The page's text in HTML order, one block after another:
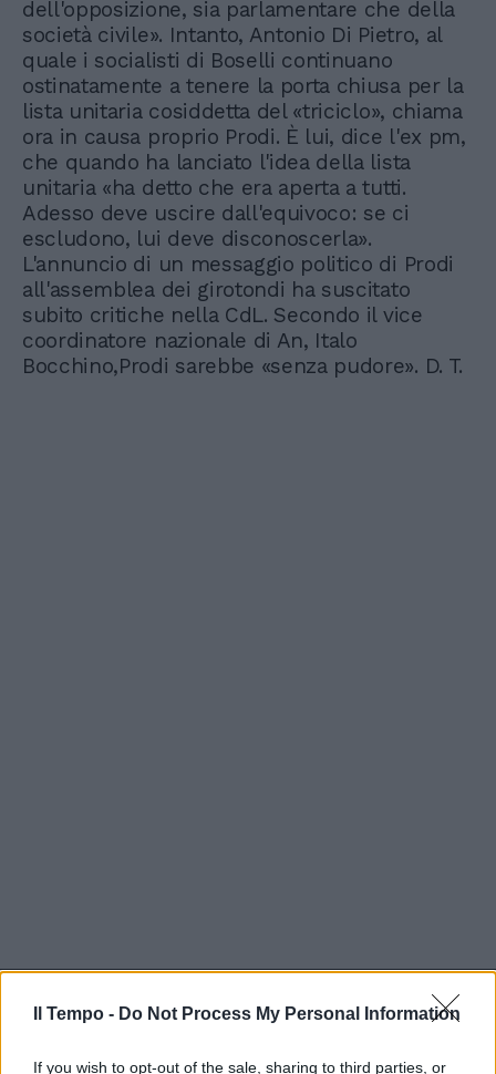
Il Tempo - Do Not Process My Personal Information
If you wish to opt-out of the sale, sharing to third parties, or
dell'opposizione, sia parlamentare che della
società civile». Intanto, Antonio Di Pietro, al
quale i socialisti di Boselli continuano
ostinatamente a tenere la porta chiusa per la
lista unitaria cosiddetta del «triciclo», chiama
ora in causa proprio Prodi. È lui, dice l'ex pm,
che quando ha lanciato l'idea della lista
unitaria «ha detto che era aperta a tutti.
Adesso deve uscire dall'equivoco: se ci
escludono, lui deve disconoscerla».
L'annuncio di un messaggio politico di Prodi
all'assemblea dei girotondi ha suscitato
subito critiche nella CdL. Secondo il vice
coordinatore nazionale di An, Italo
Bocchino,Prodi sarebbe «senza pudore». D. T.